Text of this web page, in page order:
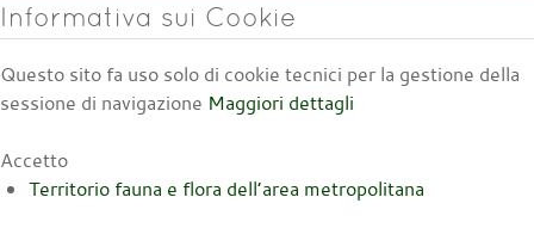
Informativa sui Cookie
Questo sito fa uso solo di cookie tecnici per la gestione della
sessione di navigazione Maggiori dettagli
Accetto
Territorio fauna e flora dell’area metropolitana